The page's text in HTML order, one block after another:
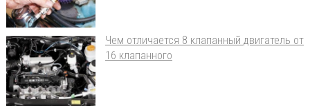
Чем отличается 8 клапанный двигатель от
16 клапанного